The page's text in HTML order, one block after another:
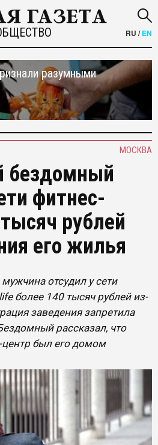
RU /EN
разумными
МОСКВА
бездомный
фитнес-
рублей
его жилья
отсудил у сети
более 140 тысяч рублей из-
заведения запретила
рассказал, что
был его домом